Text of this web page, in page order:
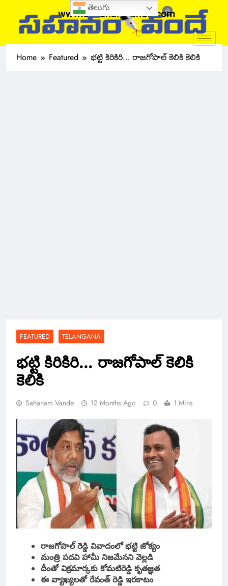
www.sahanamvande.com
Home Featured భట్టి కిరికిరి… రాజగోపాల్ కెలికి కెలికి
FEATURED TELANGANA
భట్టి కిరికిరి… రాజగోపాల్ కెలికి
కెలికి
Sahanam Vande 12 Months Ago 0 1 Mins
రాజగోపాల్ రెడ్డి వివాదంలో భట్టి జోక్యం
మంత్రి పదవి హామీ నిజమేనని వెల్లడి
దీంతో విక్రమార్కకు కోమటిరెడ్డి కృతజ్ఞత
ఈ వ్యాఖ్యలతో రేవంత్ రెడ్డి ఇరకాటం
తెలుగు